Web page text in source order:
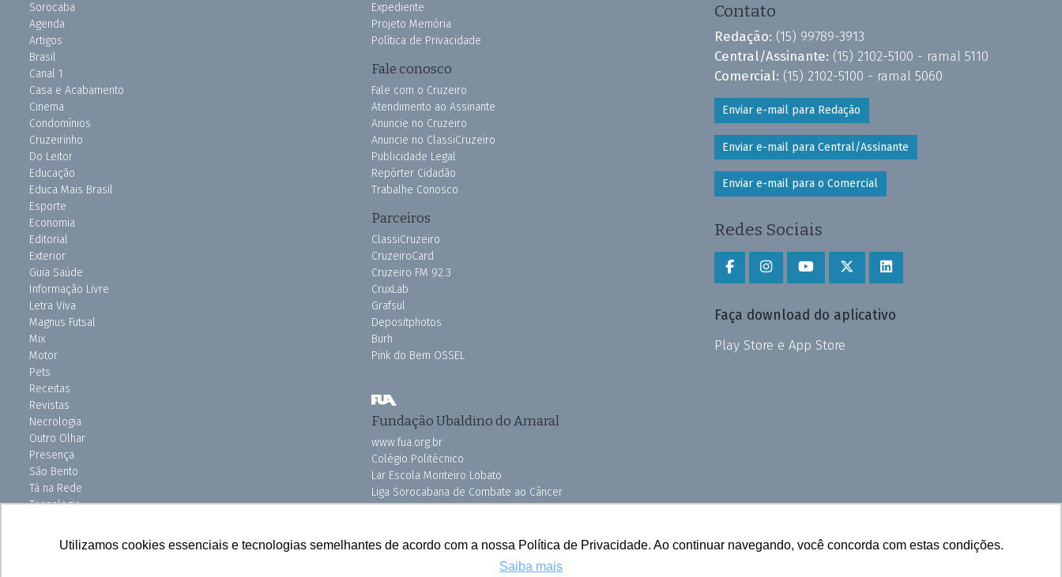
Utilizamos cookies essenciais e tecnologias semelhantes de acordo com a nossa Política de Privacidade. Ao continuar navegando, você concorda com estas condições.
Saiba mais
Sorocaba
Agenda
Artigos
Brasil
Canal 1
Casa e Acabamento
Cinema
Condomínios
Cruzeirinho
Do Leitor
Educação
Educa Mais Brasil
Esporte
Economia
Editorial
Exterior
Guia Saúde
Informação Livre
Letra Viva
Magnus Futsal
Mix
Motor
Pets
Receitas
Revistas
Necrologia
Outro Olhar
Presença
São Bento
Tá na Rede
Tecnologia
Uniso Ciência
Expediente
Projeto Memória
Política de Privacidade
Fale conosco
Fale com o Cruzeiro
Atendimento ao Assinante
Anuncie no Cruzeiro
Anuncie no ClassiCruzeiro
Publicidade Legal
Repórter Cidadão
Trabalhe Conosco
Parceiros
ClassiCruzeiro
CruzeiroCard
Cruzeiro FM 92.3
CruxLab
Grafsul
Depositphotos
Burh
Pink do Bem OSSEL
Fundação Ubaldino do Amaral
www.fua.org.br
Colégio Politécnico
Lar Escola Monteiro Lobato
Liga Sorocabana de Combate ao Câncer
Vila dos Velhinhos
Contato
Redação: (15) 99789-3913
Central/Assinante: (15) 2102-5100 - ramal 5110
Comercial: (15) 2102-5100 - ramal 5060
Enviar e-mail para Redação
Enviar e-mail para Central/Assinante
Enviar e-mail para o Comercial
Redes Sociais
Faça download do aplicativo
Play Store e App Store